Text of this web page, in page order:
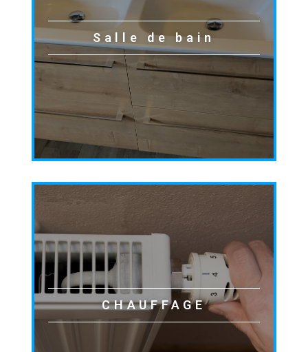
Salle de bain
CHAUFFAGE